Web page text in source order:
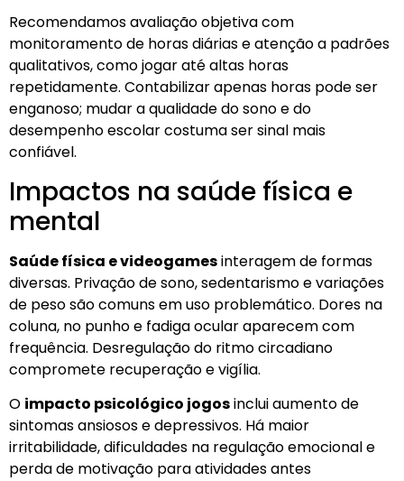
Recomendamos avaliação objetiva com
monitoramento de horas diárias e atenção a padrões
qualitativos, como jogar até altas horas
repetidamente. Contabilizar apenas horas pode ser
enganoso; mudar a qualidade do sono e do
desempenho escolar costuma ser sinal mais
confiável.
Impactos na saúde física e
mental
Saúde física e videogamesinteragem de formas
diversas. Privação de sono, sedentarismo e variações
de peso são comuns em uso problemático. Dores na
coluna, no punho e fadiga ocular aparecem com
frequência. Desregulação do ritmo circadiano
compromete recuperação e vigília.
O impacto psicológico jogosinclui aumento de
sintomas ansiosos e depressivos. Há maior
irritabilidade, dificuldades na regulação emocional e
perda de motivação para atividades antes